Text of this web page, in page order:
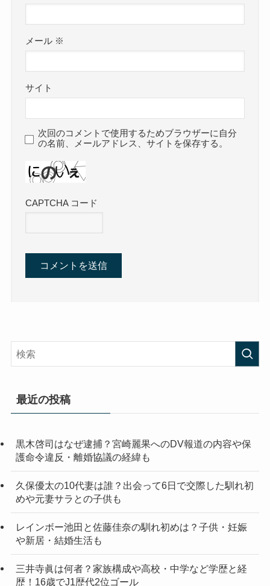
メール ※
サイト
次回のコメントで使用するためブラウザーに自分
の名前、メールアドレス、サイトを保存する。
CAPTCHA コード
最近の投稿
黒木啓司はなぜ逮捕？宮崎麗果へのDV報道の内容や保
護命令違反・離婚協議の経緯も
久保優太の10代妻は誰？出会って6日で交際した馴れ初
めや元妻サラとの子供も
レインボー池田と佐藤佳奈の馴れ初めは？子供・妊娠
や新居・結婚生活も
三井寺眞は何者？家族構成や高校・中学など学歴と経
歴！16歳でJ1歴代2位ゴール